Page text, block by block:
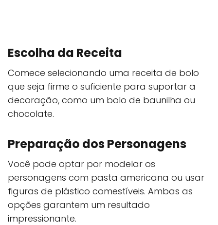
Escolha da Receita
Comece selecionando uma receita de bolo
que seja firme o suficiente para suportar a
decoração, como um bolo de baunilha ou
chocolate.
Preparação dos Personagens
Você pode optar por modelar os
personagens com pasta americana ou usar
figuras de plástico comestíveis. Ambas as
opções garantem um resultado
impressionante.